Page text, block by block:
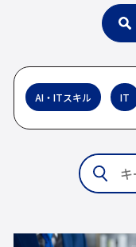
AI・ITスキル IT